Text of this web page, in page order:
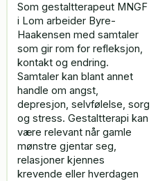
Som gestaltterapeut MNGF
i Lom arbeider Byre-
Haakensen med samtaler
som gir rom for refleksjon,
kontakt og endring.
Samtaler kan blant annet
handle om angst,
depresjon, selvfølelse, sorg
og stress. Gestaltterapi kan
være relevant når gamle
mønstre gjentar seg,
relasjoner kjennes
krevende eller hverdagen